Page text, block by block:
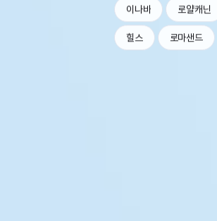
이나바 로얄캐닌
힐스 로마샌드